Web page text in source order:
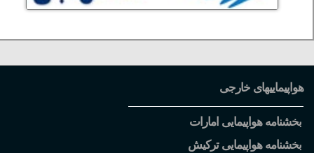
هواپیماییهای خارجی
بخشنامه هواپیمایی امارات
بخشنامه هواپیمایی ترکیش